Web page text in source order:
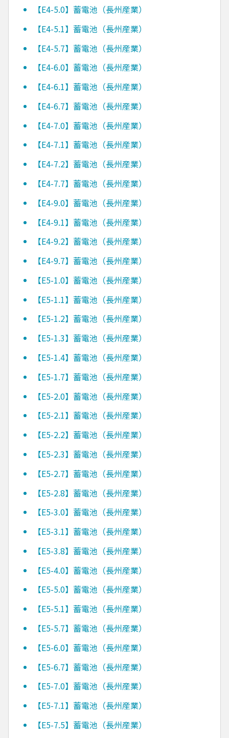
【E4-5.0】蓄電池（長州産業）
【E4-5.1】蓄電池（長州産業）
【E4-5.7】蓄電池（長州産業）
【E4-6.0】蓄電池（長州産業）
【E4-6.1】蓄電池（長州産業）
【E4-6.7】蓄電池（長州産業）
【E4-7.0】蓄電池（長州産業）
【E4-7.1】蓄電池（長州産業）
【E4-7.2】蓄電池（長州産業）
【E4-7.7】蓄電池（長州産業）
【E4-9.0】蓄電池（長州産業）
【E4-9.1】蓄電池（長州産業）
【E4-9.2】蓄電池（長州産業）
【E4-9.7】蓄電池（長州産業）
【E5-1.0】蓄電池（長州産業）
【E5-1.1】蓄電池（長州産業）
【E5-1.2】蓄電池（長州産業）
【E5-1.3】蓄電池（長州産業）
【E5-1.4】蓄電池（長州産業）
【E5-1.7】蓄電池（長州産業）
【E5-2.0】蓄電池（長州産業）
【E5-2.1】蓄電池（長州産業）
【E5-2.2】蓄電池（長州産業）
【E5-2.3】蓄電池（長州産業）
【E5-2.7】蓄電池（長州産業）
【E5-2.8】蓄電池（長州産業）
【E5-3.0】蓄電池（長州産業）
【E5-3.1】蓄電池（長州産業）
【E5-3.8】蓄電池（長州産業）
【E5-4.0】蓄電池（長州産業）
【E5-5.0】蓄電池（長州産業）
【E5-5.1】蓄電池（長州産業）
【E5-5.7】蓄電池（長州産業）
【E5-6.0】蓄電池（長州産業）
【E5-6.7】蓄電池（長州産業）
【E5-7.0】蓄電池（長州産業）
【E5-7.1】蓄電池（長州産業）
【E5-7.5】蓄電池（長州産業）